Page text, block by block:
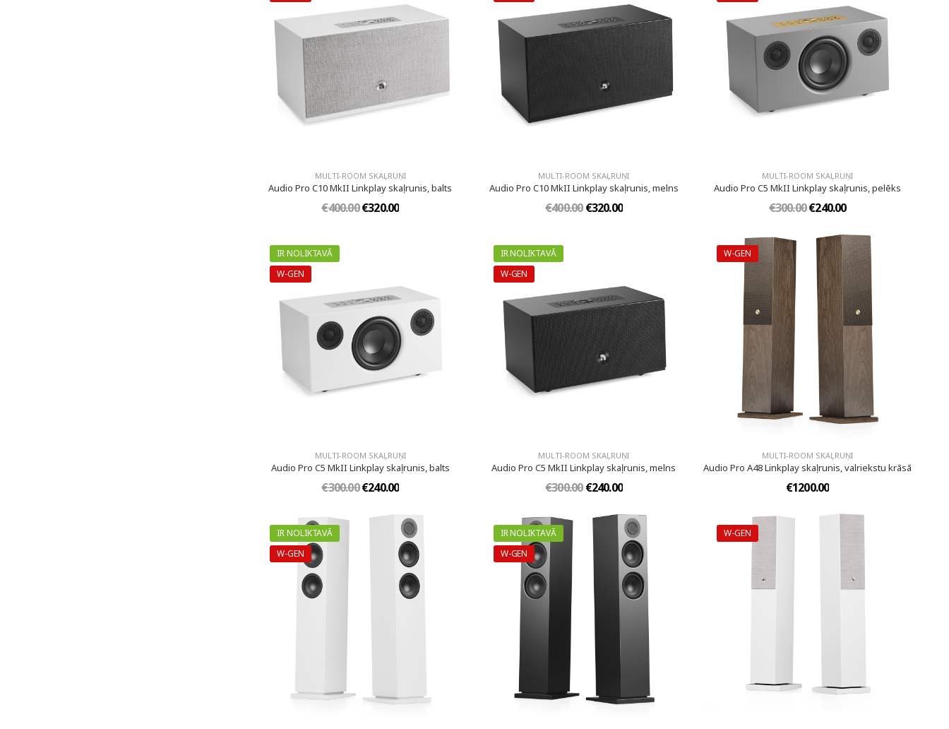
MULTI-ROOM SKAĻRUŅI
Audio Pro C10 MkII Linkplay skaļrunis, balts
€400.00€320.00
MULTI-ROOM SKAĻRUŅI
Audio Pro C10 MkII Linkplay skaļrunis, melns
€400.00€320.00
MULTI-ROOM SKAĻRUŅI
Audio Pro C5 MkII Linkplay skaļrunis, pelēks
€300.00€240.00
IR NOLIKTAVĀ
W-GEN
MULTI-ROOM SKAĻRUŅI
Audio Pro C5 MkII Linkplay skaļrunis, balts
€300.00€240.00
IR NOLIKTAVĀ
W-GEN
MULTI-ROOM SKAĻRUŅI
Audio Pro C5 MkII Linkplay skaļrunis, melns
€300.00€240.00
W-GEN
MULTI-ROOM SKAĻRUŅI
Audio Pro A48 Linkplay skaļrunis, valriekstu krāsā
€1200.00
IR NOLIKTAVĀ
W-GEN
IR NOLIKTAVĀ
W-GEN
W-GEN